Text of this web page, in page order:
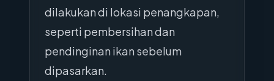
dilakukan di lokasi penangkapan,
seperti pembersihan dan
pendinginan ikan sebelum
dipasarkan.